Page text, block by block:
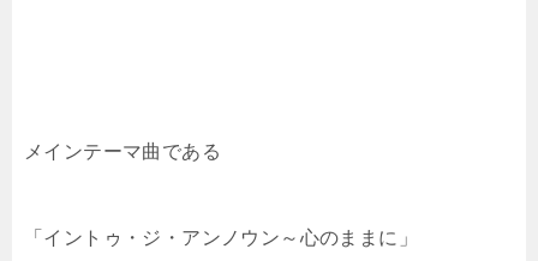
メインテーマ曲である
「イントゥ・ジ・アンノウン～心のままに」